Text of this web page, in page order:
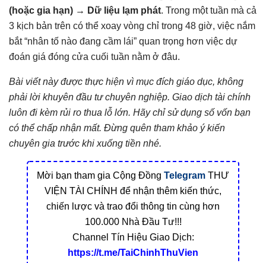
(hoặc gia hạn) → Dữ liệu lạm phát. Trong một tuần mà cả
3 kịch bản trên có thể xoay vòng chỉ trong 48 giờ, việc nắm
bắt “nhân tố nào đang cầm lái” quan trọng hơn việc dự
đoán giá đóng cửa cuối tuần nằm ở đâu.
Bài viết này được thực hiện vì mục đích giáo dục, không
phải lời khuyên đầu tư chuyên nghiệp. Giao dịch tài chính
luôn đi kèm rủi ro thua lỗ lớn. Hãy chỉ sử dụng số vốn bạn
có thể chấp nhận mất. Đừng quên tham khảo ý kiến
chuyên gia trước khi xuống tiền nhé.
Mời bạn tham gia Cộng Đồng Telegram THƯ
VIỆN TÀI CHÍNH để nhận thêm kiến thức,
chiến lược và trao đổi thông tin cùng hơn
100.000 Nhà Đầu Tư!!!
Channel Tín Hiệu Giao Dịch:
https://t.me/TaiChinhThuVien